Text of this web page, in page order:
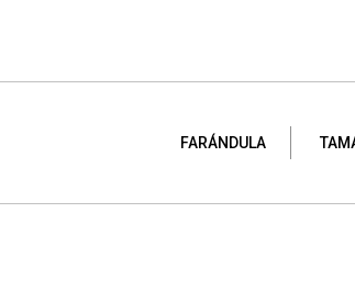
FARÁNDULA